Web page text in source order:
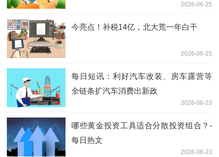
2026-06-25
今亮点！补税14亿，北大荒一年白干
2026-06-25
每日短讯：利好汽车改装、房车露营等
全链条扩汽车消费出新政
2026-06-23
哪些黄金投资工具适合分散投资组合？-
每日热文
2026-06-23